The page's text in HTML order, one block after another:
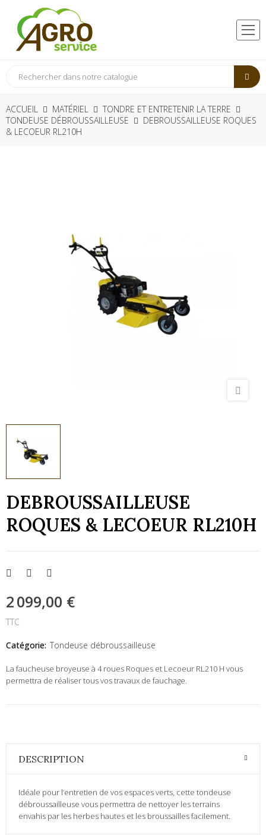
ACCUEIL MATÉRIEL
TONDRE ET ENTRETENIR LA TERRE
TONDEUSE DÉBROUSSAILLEUSE
DEBROUSSAILLEUSE ROQUES
& LECOEUR RL210H
DEBROUSSAILLEUSE
ROQUES & LECOEUR RL210H
2 099,00 €
TTC
Catégorie: Tondeuse débroussailleuse
La faucheuse broyeuse à 4 roues Roques et Lecoeur RL210 H vous
permettra de réaliser tous vos travaux de fauchage.
DESCRIPTION
Idéale pour l’entretien de vos espaces verts, cette tondeuse
débroussailleuse vous permettra de nettoyer les terrains
envahis par les herbes hautes et les broussailles facilement.